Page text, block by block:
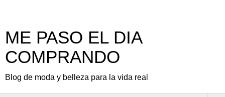
ME PASO EL DIA
COMPRANDO
Blog de moda y belleza para la vida real